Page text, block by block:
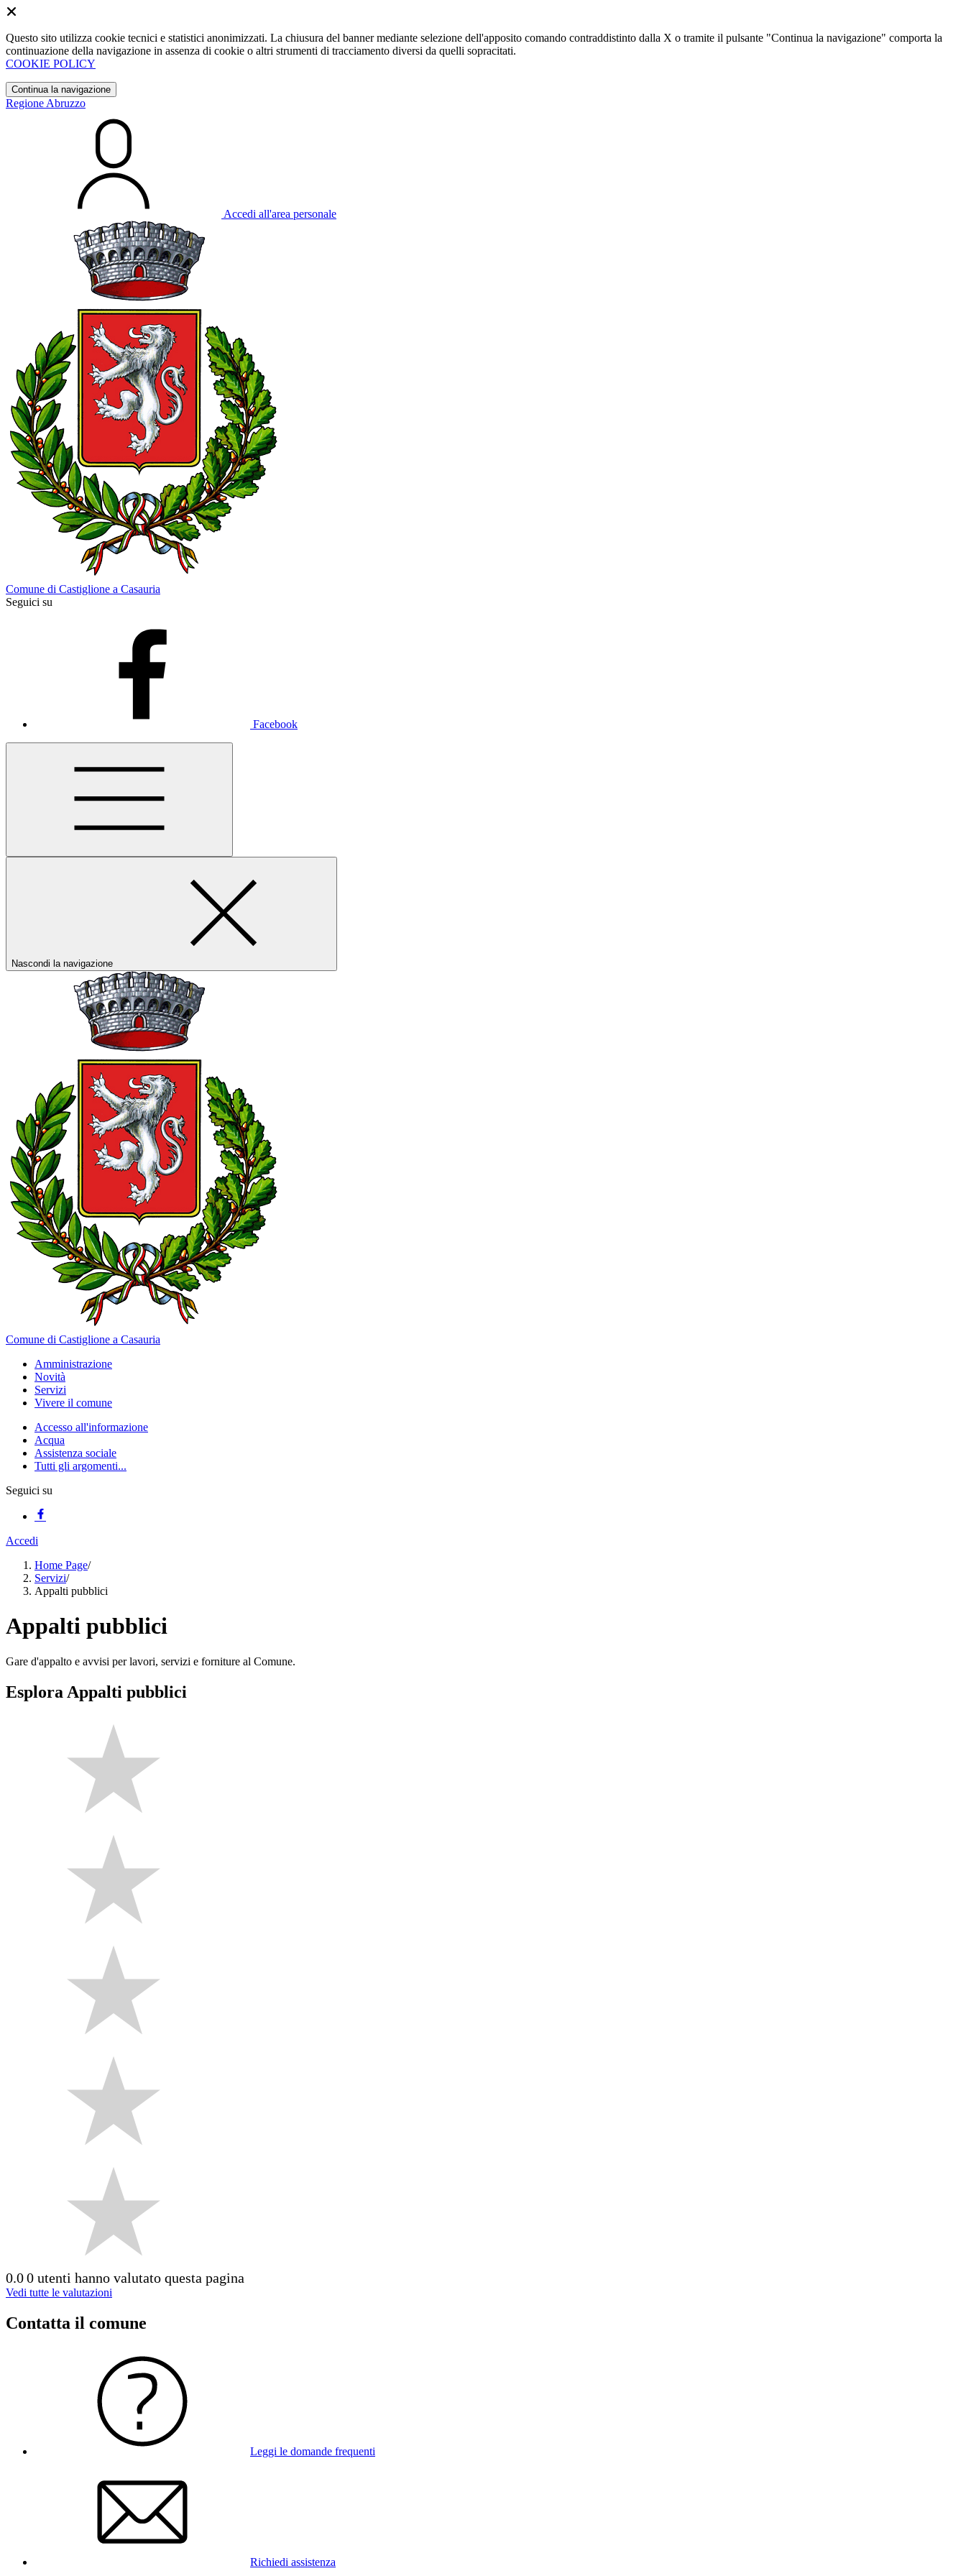
Questo sito utilizza cookie tecnici e statistici anonimizzati. La chiusura del banner mediante selezione dell'apposito comando contraddistinto dalla X o tramite il pulsante "Continua la navigazione" comporta la
continuazione della navigazione in assenza di cookie o altri strumenti di tracciamento diversi da quelli sopracitati.
COOKIE POLICY
Continua la navigazione
Regione Abruzzo
Accedi all'area personale
Comune di Castiglione a Casauria
Seguici su
Facebook
Nascondi la navigazione
Comune di Castiglione a Casauria
Amministrazione
Novità
Servizi
Vivere il comune
Accesso all'informazione
Acqua
Assistenza sociale
Tutti gli argomenti...
Seguici su
Accedi
Home Page/
Servizi/
Appalti pubblici
Appalti pubblici
Gare d'appalto e avvisi per lavori, servizi e forniture al Comune.
Esplora Appalti pubblici
0.00 utenti hanno valutato questa pagina
Vedi tutte le valutazioni
Contatta il comune
Leggi le domande frequenti
Richiedi assistenza